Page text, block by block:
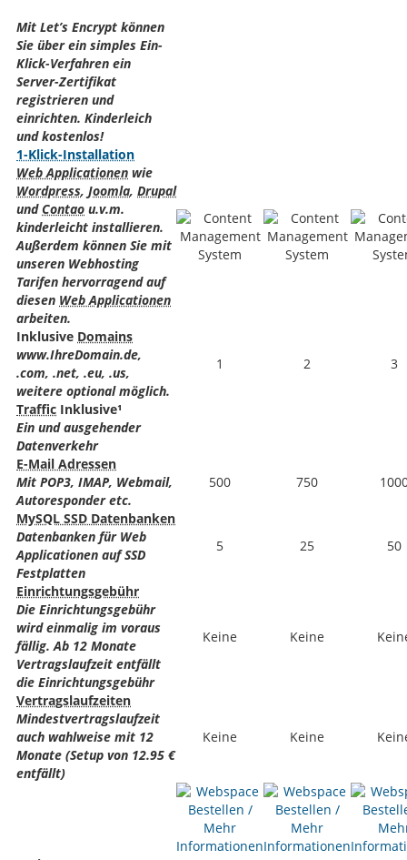
Mit Let’s Encrypt können
Sie über ein simples Ein-
Klick-Verfahren ein
Server-Zertifikat
registrieren und
einrichten. Kinderleich
und kostenlos!
1-Klick-Installation
Web Applicationen wie
Wordpress, Joomla, Drupal
und Contao u.v.m.
kinderleicht installieren.
Außerdem können Sie mit
unseren Webhosting
Tarifen hervorragend auf
diesen Web Applicationen
arbeiten.
Inklusive Domains
www.IhreDomain.de,
.com, .net, .eu, .us,
weitere optional möglich.
1 2 3
Traffic Inklusive¹
Ein und ausgehender
Datenverkehr
E-Mail Adressen
Mit POP3, IMAP, Webmail,
Autoresponder etc.
500 750
MySQL SSD Datenbanken
Datenbanken für Web
Applicationen auf SSD
Festplatten
5 25 50
Einrichtungsgebühr
Die Einrichtungsgebühr
wird einmalig im voraus
fällig. Ab 12 Monate
Vertragslaufzeit entfällt
die Einrichtungsgebühr
Keine Keine
Vertragslaufzeiten
Mindestvertragslaufzeit
auch wahlweise mit 12
Monate (Setup von 12.95 €
entfällt)
Keine Keine